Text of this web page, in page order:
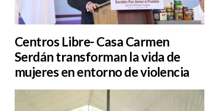
Centros Libre- Casa Carmen
Serdán transforman la vida de
mujeres en entorno de violencia